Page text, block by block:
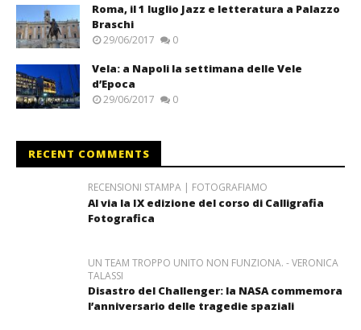
Roma, il 1 luglio Jazz e letteratura a Palazzo
Braschi
29/06/2017 0
Vela: a Napoli la settimana delle Vele
d’Epoca
29/06/2017 0
RECENT COMMENTS
RECENSIONI STAMPA | FOTOGRAFIAMO
Al via la IX edizione del corso di Calligrafia
Fotografica
UN TEAM TROPPO UNITO NON FUNZIONA. - VERONICA
TALASSI
Disastro del Challenger: la NASA commemora
l’anniversario delle tragedie spaziali